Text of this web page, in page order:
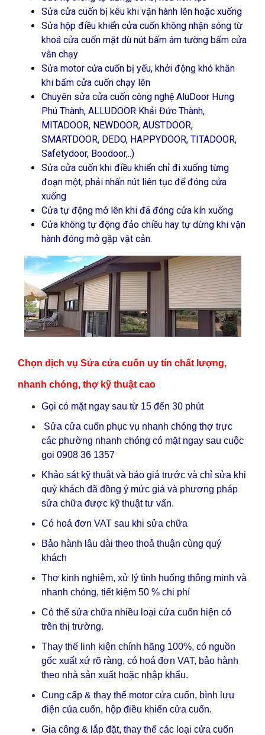
Sửa cửa cuốn bị kêu khi vận hành lên hoặc xuống
Sửa hộp điều khiển cửa cuốn không nhận sóng từ
khoá cửa cuốn mặt dù nút bấm âm tường bấm cửa
vẫn chạy
Sửa motor cửa cuốn bị yếu, khởi động khó khăn
khi bấm cửa cuốn chạy lên
Chuyên sửa cửa cuốn công nghệ AluDoor Hưng
Phú Thành, ALLUDOOR Khải Đức Thành,
MITADOOR, NEWDOOR, AUSTDOOR,
SMARTDOOR, DEDO, HAPPYDOOR, TITADOOR,
Safetydoor, Boodoor,..)
Sửa cửa cuốn khi điều khiển chỉ đi xuống từng
đoạn một, phải nhấn nút liên tục để đóng cửa
xuống
Cửa tự động mở lên khi đã đóng cửa kín xuống
Cửa không tự động đảo chiều hay tự dừng khi vận
hành đóng mở gặp vật cản.
Chọn dịch vụ Sửa cửa cuốn uy tín chất lượng,
nhanh chóng, thợ kỹ thuật cao
Gọi có mặt ngay sau từ 15 đến 30 phút
Sửa cửa cuốn phục vụ nhanh chóng thợ trực
các phường nhanh chóng có mặt ngay sau cuộc
gọi 0908 36 1357
Khảo sát kỹ thuật và báo giá trước và chỉ sửa khi
quý khách đã đồng ý mức giá và phương pháp
sửa chữa được kỹ thuật tư vấn.
Có hoá đơn VAT sau khi sửa chữa
Bảo hành lâu dài theo thoả thuận cùng quý
khách
Thợ kinh nghiệm, xử lý tình huống thông minh và
nhanh chóng, tiết kiệm 50 % chi phí
Có thể sửa chữa nhiều loại cửa cuốn hiện có
trên thị trường.
Thay thế linh kiện chính hãng 100%, có nguồn
gốc xuất xứ rõ ràng, có hoá đơn VAT, bảo hành
theo nhà sản xuất hoặc nhập khẩu.
Cung cấp & thay thế motor cửa cuốn, bình lưu
điện của cuốn, hộp điều khiển cửa cuốn.
Gia công & lắp đặt, thay thế các loại cửa cuốn